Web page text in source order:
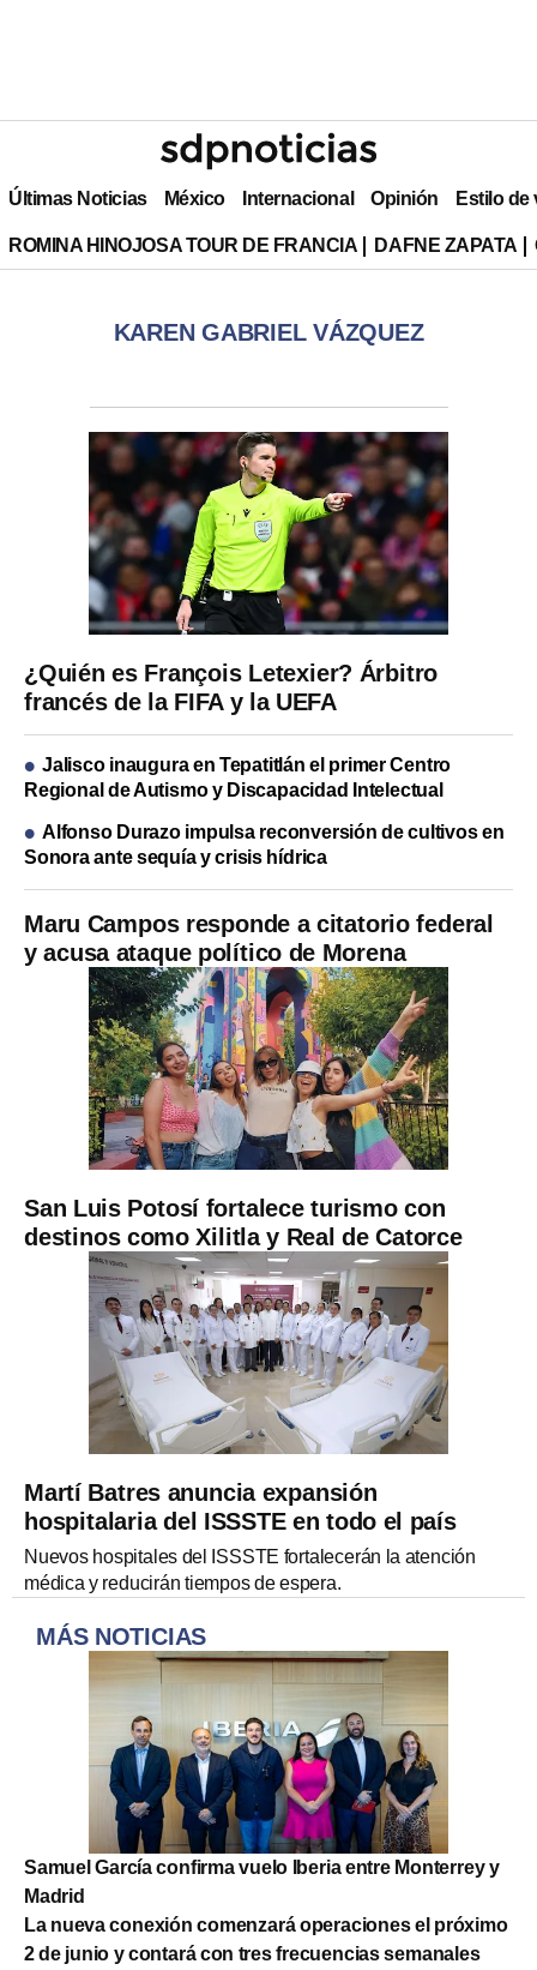
Últimas Noticias México Internacional Opinión Estilo de
ROMINA HINOJOSA TOUR DE FRANCIA DAFNE ZAPATA
KAREN GABRIEL VÁZQUEZ
Maru Campos responde a citatorio federal
y acusa ataque político de Morena
San Luis Potosí fortalece turismo con
destinos como Xilitla y Real de Catorce
¿Quién es François Letexier? Árbitro
francés de la FIFA y la UEFA
Jalisco inaugura en Tepatitlán el primer Centro
Regional de Autismo y Discapacidad Intelectual
Alfonso Durazo impulsa reconversión de cultivos en
Sonora ante sequía y crisis hídrica
Martí Batres anuncia expansión
hospitalaria del ISSSTE en todo el país
Nuevos hospitales del ISSSTE fortalecerán la atención
médica y reducirán tiempos de espera.
MÁS NOTICIAS
Samuel García confirma vuelo Iberia entre Monterrey y
Madrid
La nueva conexión comenzará operaciones el próximo
2 de junio y contará con tres frecuencias semanales